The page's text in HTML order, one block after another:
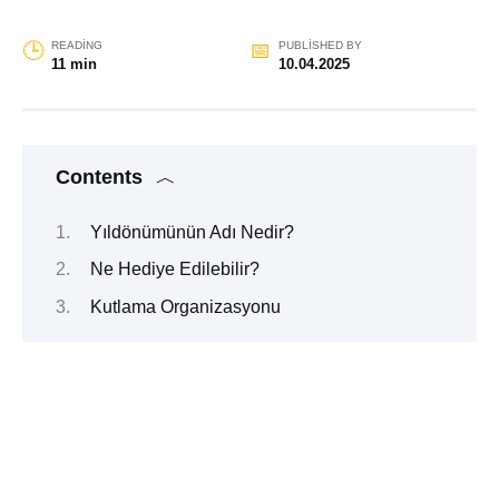
READING
11 min
PUBLISHED BY
10.04.2025
Contents
Yıldönümünün Adı Nedir?
Ne Hediye Edilebilir?
Kutlama Organizasyonu